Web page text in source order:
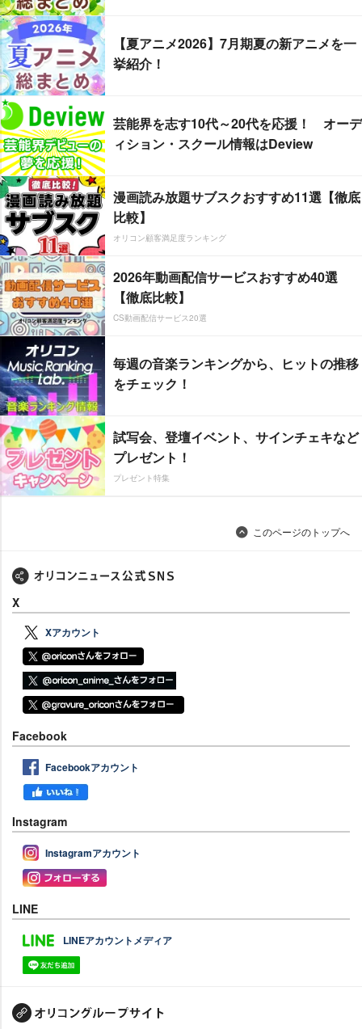
【夏アニメ2026】7月期夏の新アニメを一
挙紹介！
芸能界を志す10代～20代を応援！ オーデ
ィション・スクール情報はDeview
漫画読み放題サブスクおすすめ11選【徹底
比較】
オリコン顧客満足度ランキング
2026年動画配信サービスおすすめ40選
【徹底比較】
CS動画配信サービス20選
毎週の音楽ランキングから、ヒットの推移
をチェック！
試写会、登壇イベント、サインチェキなど
プレゼント！
プレゼント特集
このページのトップへ
X
Xアカウント
Facebook
Facebookアカウント
Instagram
Instagramアカウント
LINE
LINEアカウントメディア